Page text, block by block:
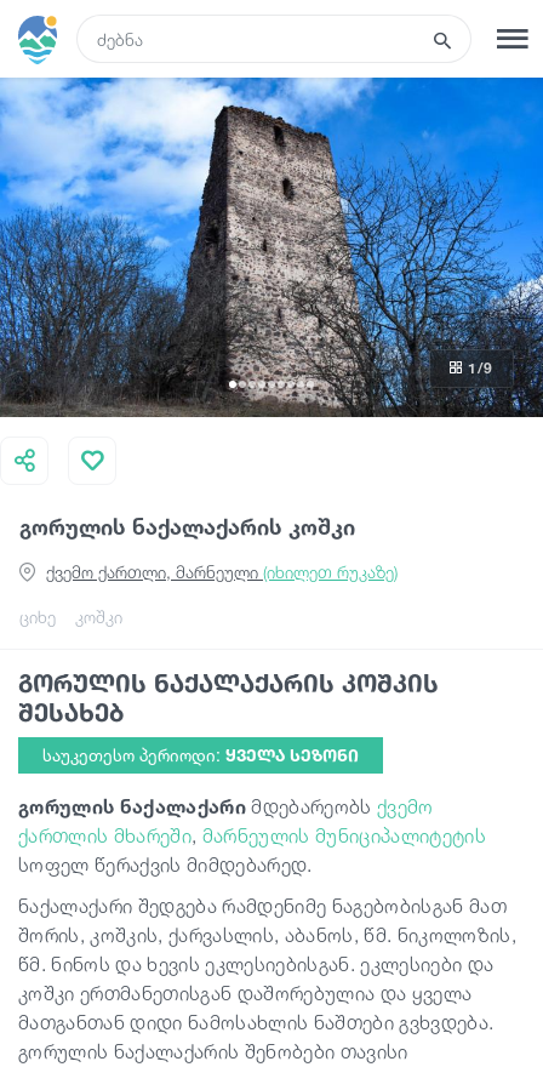
რეგისტრაცია შესვლა
რა ვნახოთ
ტურები
მარშრუტები
სასტუმროები
კვება და ღვინო
სტატიები
ტრანსპორტი
ივენთები
დაგეგმე მოგზაურობა
საქართველო
გორულის ნაქალაქარის კოშკი
ციხე კოშკი
ქვემო ქართლი, მარნეული (იხილეთ რუკაზე)
1/9
გორულის ნაქალაქარის კოშკის
შესახებ
საუკეთესო პერიოდი: ᲧᲕᲔᲚᲐ ᲡᲔᲖᲝᲜᲘ
გორულის ნაქალაქარიმდებარეობს ქვემო
ქართლის მხარეში, მარნეულის მუნიციპალიტეტის
სოფელ წერაქვის მიმდებარედ.
ნაქალაქარი შედგება რამდენიმე ნაგებობისგან მათ
შორის, კოშკის, ქარვასლის, აბანოს, წმ. ნიკოლოზის,
წმ. ნინოს და ხევის ეკლესიებისგან. ეკლესიები და
კოშკი ერთმანეთისგან დაშორებულია და ყველა
მათგანთან დიდი ნამოსახლის ნაშთები გვხვდება.
გორულის ნაქალაქარის შენობები თავისი